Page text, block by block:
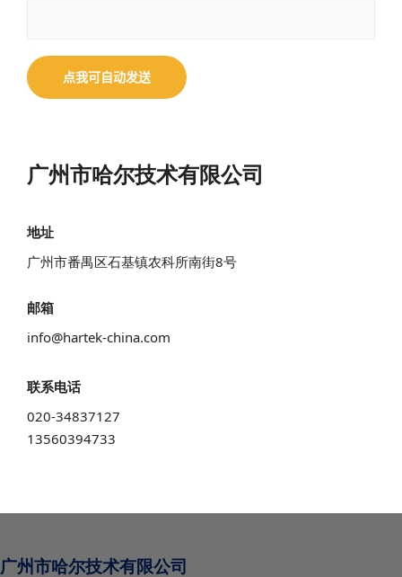
广州市哈尔技术有限公司
地址
广州市番禺区石基镇农科所南街8号
邮箱
info@hartek-china.com
联系电话
020-34837127
13560394733
广州市哈尔技术有限公司